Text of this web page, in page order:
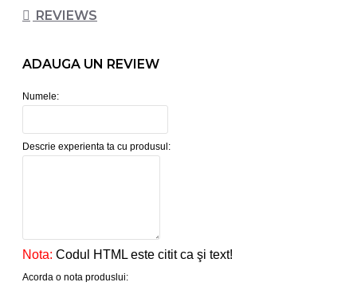
REVIEWS
ADAUGA UN REVIEW
Numele:
Descrie experienta ta cu produsul:
Nota: Codul HTML este citit ca şi text!
Acorda o nota produslui: